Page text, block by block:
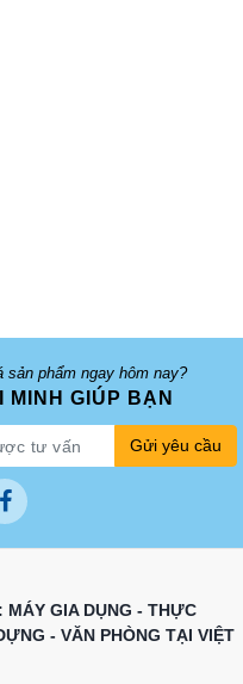
sản phẩm ngay hôm nay?
MINH GIÚP BẠN
Gửi yêu cầu
MÁY GIA DỤNG - THỰC
- VĂN PHÒNG TẠI VIỆT